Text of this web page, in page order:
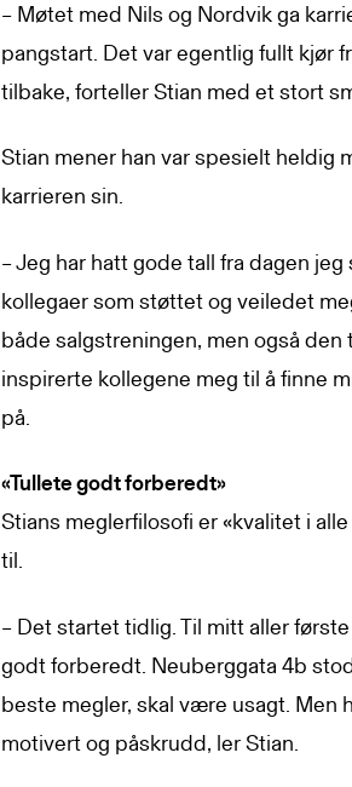
– Møtet med Nils og Nordvik ga
pangstart. Det var egentlig fullt kjør
tilbake, forteller Stian med et stort
Stian mener han var spesielt heldig
karrieren sin.
– Jeg har hatt gode tall fra dagen
kollegaer som støttet og veiledet
både salgstreningen, men også
inspirerte kollegene meg til å finne
på.
«Tullete godt forberedt»
Stians meglerfilosofi er «kvalitet i
til.
– Det startet tidlig. Til mitt aller
godt forberedt. Neuberggata 4b
beste megler, skal være usagt. Men
motivert og påskrudd, ler Stian.